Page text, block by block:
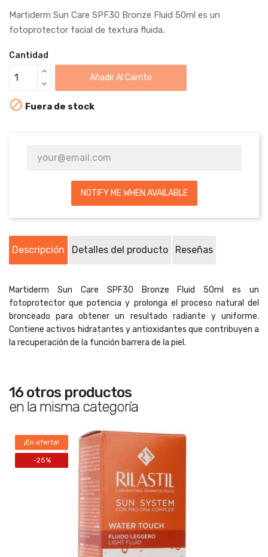
Martiderm Sun Care SPF30 Bronze Fluid 50ml es un
fotoprotector facial de textura fluida.
Cantidad
Añadir Al Carrito
 Fuera de stock
NOTIFY ME WHEN AVAILABLE
Descripción Detalles del producto Reseñas
Martiderm Sun Care SPF30 Bronze Fluid 50ml es un
fotoprotector que potencia y prolonga el proceso natural del
bronceado para obtener un resultado radiante y uniforme.
Contiene activos hidratantes y antioxidantes que contribuyen a
la recuperación de la función barrera de la piel.
16 otros productos
en la misma categoría
¡En oferta!
-25%